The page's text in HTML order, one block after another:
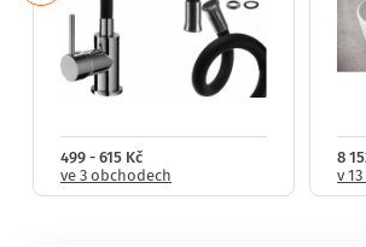
499 - 615 Kč
ve 3 obchodech
8
v